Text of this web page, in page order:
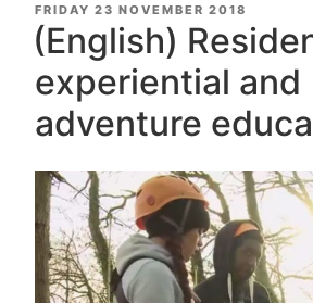
POSTED
ON
FRIDAY 23 NOVEMBER 2018
(English)
experiential and
adventure